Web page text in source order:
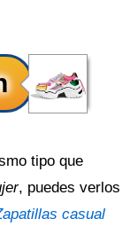
tipo que
, puedes verlos
casual